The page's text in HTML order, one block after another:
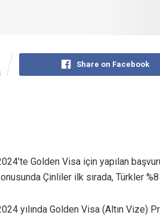
Share on Facebook
Golden Visa için yapılan
Çinliler ilk sırada, Türkler
yılında Golden Visa (Altın Vize)